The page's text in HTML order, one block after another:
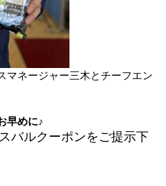
マネージャー三木とチーフエン
早めに♪
バルクーポンをご提示下